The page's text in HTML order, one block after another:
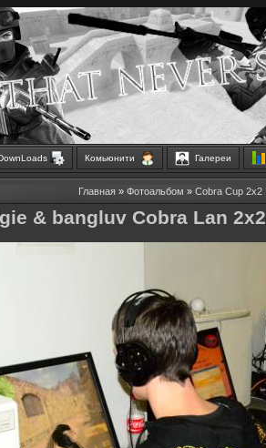
Комьюнити Галереи
Главная » Фотоальбом » Cobra Cup 2x2
& bangluv Cobra Lan 2x2